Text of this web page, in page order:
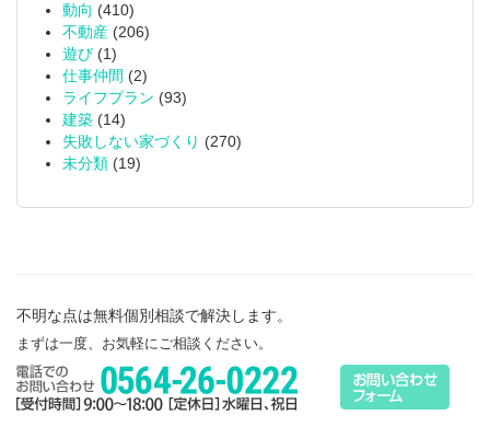
動向 (410)
不動産 (206)
遊び (1)
仕事仲間 (2)
ライフプラン (93)
建築 (14)
失敗しない家づくり (270)
未分類 (19)
不明な点は無料個別相談で解決します。
まずは一度、お気軽にご相談ください。